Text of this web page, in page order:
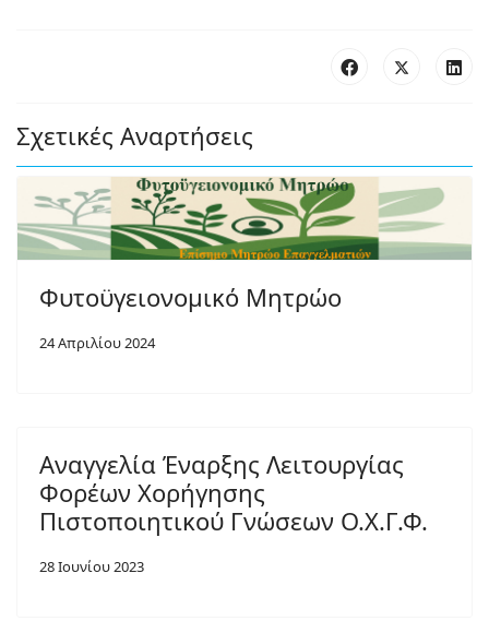
Σχετικές Αναρτήσεις
Φυτοϋγειονομικό Μητρώο
24 Απριλίου 2024
Αναγγελία Έναρξης Λειτουργίας
Φορέων Χορήγησης
Πιστοποιητικού Γνώσεων Ο.Χ.Γ.Φ.
28 Ιουνίου 2023